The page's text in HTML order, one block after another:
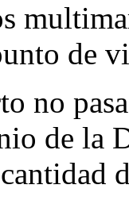
de
no
de la